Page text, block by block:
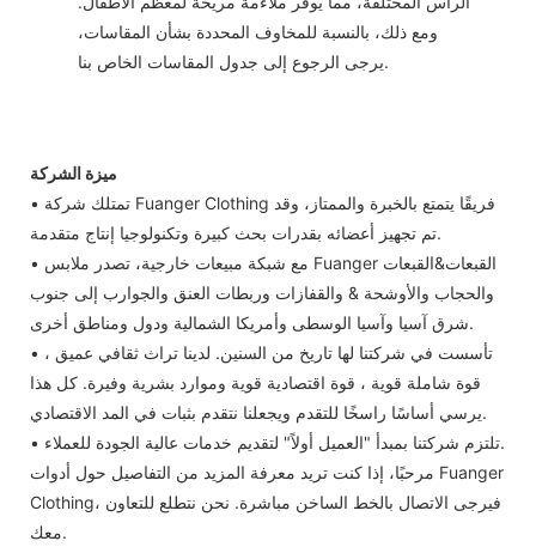
ومع ذلك، بالنسبة للمخاوف المحددة بشأن المقاسات،
يرجى الرجوع إلى جدول المقاسات الخاص بنا.
ميزة الشركة
• تمتلك شركة Fuanger Clothing فريقًا يتمتع بالخبرة والممتاز، وقد
تم تجهيز أعضائه بقدرات بحث كبيرة وتكنولوجيا إنتاج متقدمة.
• مع شبكة مبيعات خارجية، تصدر ملابس Fuanger القبعات&القبعات
والحجاب والأوشحة & والقفازات وربطات العنق والجوارب إلى جنوب
شرق آسيا وآسيا الوسطى وأمريكا الشمالية ودول ومناطق أخرى.
• تأسست في شركتنا لها تاريخ من السنين. لدينا تراث ثقافي عميق ،
قوة شاملة قوية ، قوة اقتصادية قوية وموارد بشرية وفيرة. كل هذا
يرسي أساسًا راسخًا للتقدم ويجعلنا نتقدم بثبات في المد الاقتصادي.
• تلتزم شركتنا بمبدأ "العميل أولاً" لتقديم خدمات عالية الجودة للعملاء.
مرحبًا، إذا كنت تريد معرفة المزيد من التفاصيل حول أدوات Fuanger
Clothing، فيرجى الاتصال بالخط الساخن مباشرة. نحن نتطلع للتعاون
معك.